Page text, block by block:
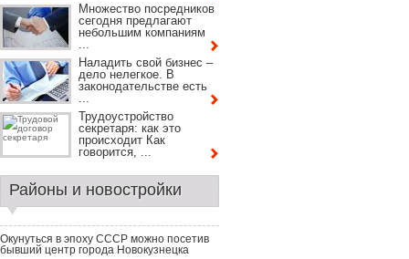
Множество посредников
сегодня предлагают
небольшим компаниям
...
Наладить свой бизнес –
дело нелегкое. В
законодательстве есть
...
Трудоустройство
секретаря: как это
происходит Как
говорится, ...
Районы и новостройки
Окунуться в эпоху СССР можно посетив
бывший центр города Новокузнецка